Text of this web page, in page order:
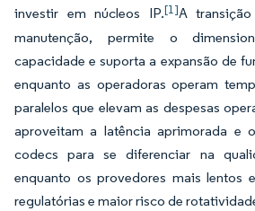
investir em núcleos IP.[1]A
manutenção, permite o
capacidade e suporta a expansão de
enquanto as operadoras operam
paralelos que elevam as despesas
aproveitam a latência aprimorada e
codecs para se diferenciar na
enquanto os provedores mais lentos
regulatórias e maior risco de